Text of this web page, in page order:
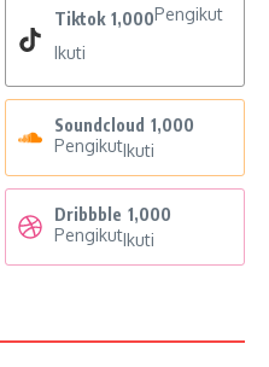
Tiktok 1,000Pengikut
Ikuti
Soundcloud 1,000
PengikutIkuti
Dribbble 1,000
PengikutIkuti